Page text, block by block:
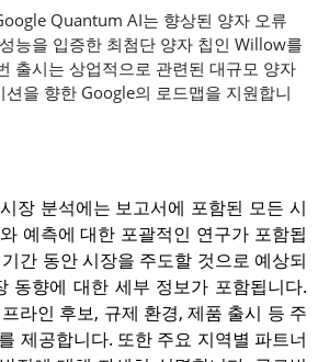
Quantum AI는 향상된 양자 오류
능을 입증한 최첨단 양자 칩인 Willow를
출시는 상업적으로 관련된 대규모 양자
션을 향한 Google의 로드맵을 지원합니
장 분석에는 보고서에 포함된 모든 시
예측에 대한 포괄적인 연구가 포함됩
간 동안 시장을 주도할 것으로 예상되
동향에 대한 세부 정보가 포함됩니다.
라인 후보, 규제 환경, 제품 출시 등 주
제공합니다. 또한 주요 지역별 파트너